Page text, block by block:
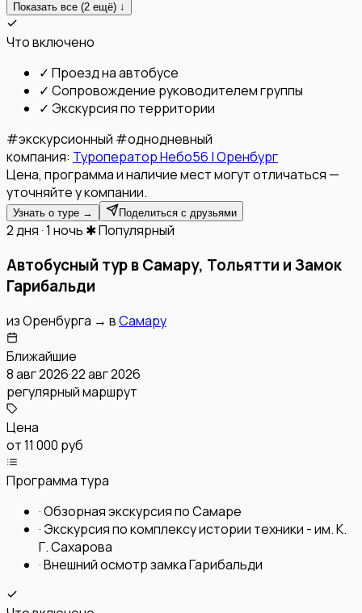
Показать все (2 ещё) ↓
Что включено
✓ Проезд на автобусе
✓ Сопровождение руководителем группы
✓ Экскурсия по территории
#экскурсионный #однодневный
компания: Туроператор Небо56 | Оренбург
Цена, программа и наличие мест могут отличаться —
уточняйте у компании.
Узнать о туре → Поделиться с друзьями
2 дня · 1 ночь ✱ Популярный
Автобусный тур в Самару, Тольятти и Замок
Гарибальди
изОренбурга → вСамару
Ближайшие
8 авг 2026·22 авг 2026
регулярный маршрут
Цена
от11 000 руб
Программа тура
·Обзорная экскурсия по Самаре
· Экскурсия по комплексу истории техники - им. К.
Г. Сахарова
·Внешний осмотр замка Гарибальди